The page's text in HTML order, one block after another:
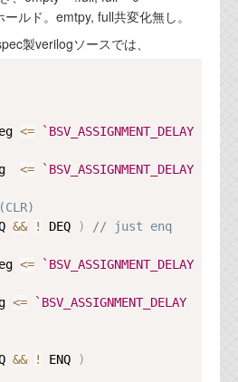
ルド。emtpy, full共変化無し。
製verilogソースでは、
<=
`BSV_ASSIGNMENT_DELAY
<=
`BSV_ASSIGNMENT_DELAY
&& ! DEQ )
// just enq
<=
`BSV_ASSIGNMENT_DELAY
<=
`BSV_ASSIGNMENT_DELAY
&& ! ENQ
)